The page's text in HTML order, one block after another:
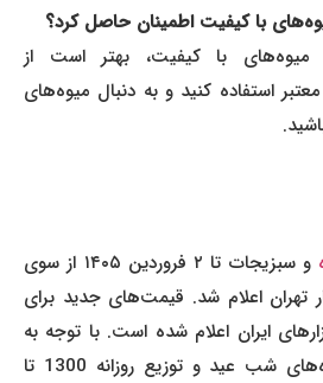
با کیفیت اطمینان حاصل کرد؟
با کیفیت، بهتر است از
استفاده کنید و به دنبال میوه‌های
و سبزیجات تا ۲ فروردین ۱۴۰۵ از سوی
اعلام شد. قیمت‌های جدید برای
ایران اعلام شده است. با توجه به
افزایش ذخیره‌سازی میوه‌های شب عید و توزیع روزانه 1300 تا